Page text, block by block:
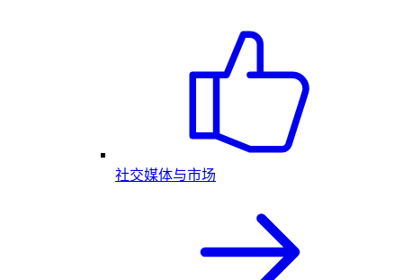
社交媒体与市场